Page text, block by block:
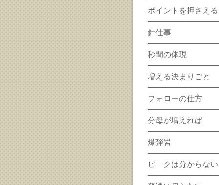
ポイントを押さえる
針仕事
秒間の体現
増える決まりごと
フォローの仕方
分母が増えれば
爆弾岩
ピークは分からない